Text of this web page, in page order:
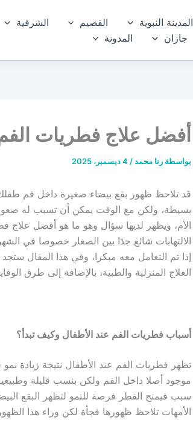
المدينة النبوية القصيم الشرقية
جازان المدونة
أفضل علاج فطريات
بواسطة رنا محمد/ 4 ديسمبر، 2025
قد تلاحظ ظهور بقع بيضاء صغيرة داخل فم
بسيطة، ولكن مع الوقت يمكن أن تسبب له
الأم، ويظهر لديها سؤال وهو ما هو أفضل علاج
الالتهابات شائع جدًا بين الصغار خصوصا في
إذا تم التعامل معه مبكرا، وفي هذا المقال
العلاج المنزلية والطبية، بالإضافة إلى طرق
أسباب فطريات الفم عند الأطفال وكيف تبدأ؟
موجود أصلا داخل الفم ولكن بنسب قليلة
سبب فيمنح الفطر فرصة للنمو لتظهر البقع
الأمهات تلاحظ ظهورها فجأة لكن وراء هذا